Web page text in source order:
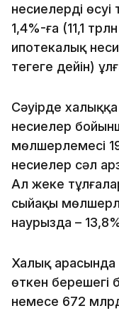
несиелердің
1,4%-ға (11,1
ипотекалық
теңгеге дейін)
Сәуірде
несиелер
мөлшерлемесі
несиелер сәл
Ал жеке
сыйақы
наурызда –
Халық арасында
өткен берешегі
немесе 672 млрд